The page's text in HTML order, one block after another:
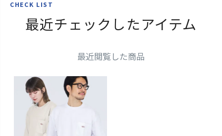
CHECK LIST
最近チェックしたアイテム
最近閲覧した商品